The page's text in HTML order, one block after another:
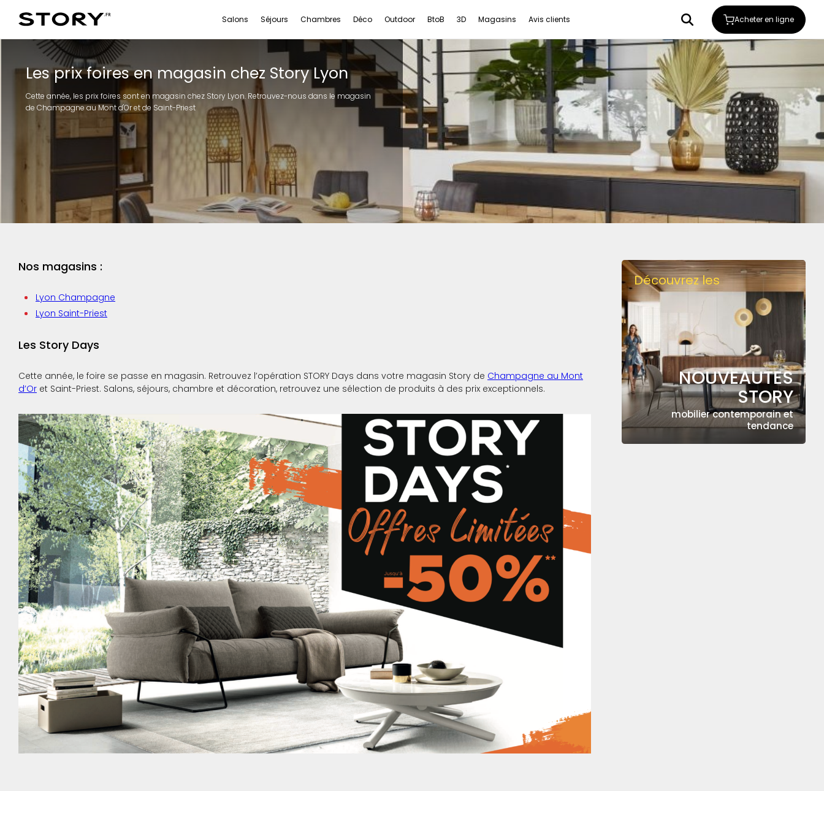
Salons Séjours Chambres Déco Outdoor BtoB 3D Magasins Avis clients Acheter en ligne
Les prix foires en magasin chez Story Lyon
Cette année, les prix foires sont en magasin chez Story Lyon. Retrouvez-nous dans le magasin
de Champagne au Mont d'Or et de Saint-Priest
Nos magasins :
Lyon Champagne
Lyon Saint-Priest
Les Story Days
Cette année, le foire se passe en magasin. Retrouvez l’opération STORY Days dans votre magasin Story de Champagne au Mont
d’Or et Saint-Priest. Salons, séjours, chambre et décoration, retrouvez une sélection de produits à des prix exceptionnels.
Découvrez les
NOUVEAUTES
STORY
mobilier contemporain et
tendance